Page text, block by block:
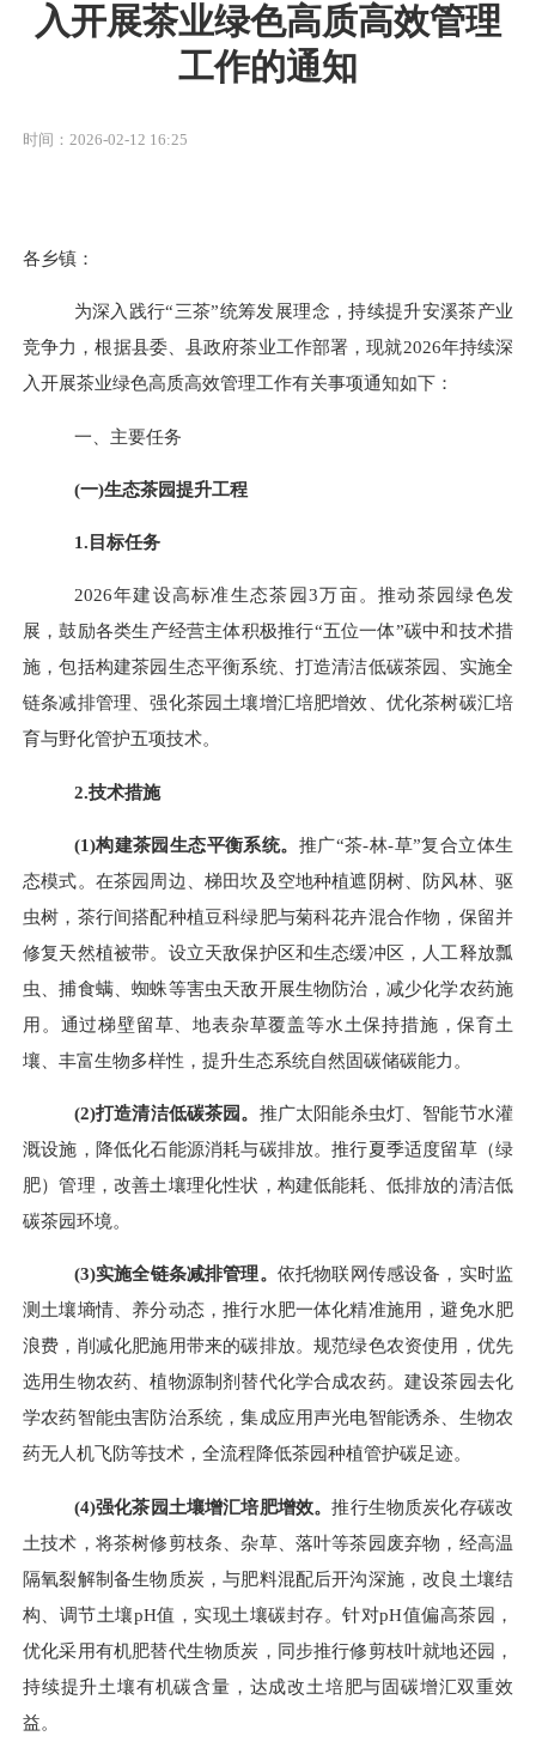
入开展茶业绿色高质高效管理
工作的通知
时间：2026-02-12 16:25
各乡镇：
为深入践行“三茶”统筹发展理念，持续提升安溪茶产业
竞争力，根据县委、县政府茶业工作部署，现就2026年持续深
入开展茶业绿色高质高效管理工作有关事项通知如下：
一、主要任务
(一)生态茶园提升工程
1.目标任务
2026年建设高标准生态茶园3万亩。推动茶园绿色发
展，鼓励各类生产经营主体积极推行“五位一体”碳中和技术措
施，包括构建茶园生态平衡系统、 打造清洁低碳茶园 实施全
链条减排管理 、强化茶园土壤增汇培肥增效
优化茶树碳汇培
育与野化管护五项技术。
2.技术措施
(1)构建茶园生态平衡系统。 推广“茶-林-草”复合立体生
态模式。在茶园周边、梯田坎及空地种植遮阴树、防风林、驱
虫树，茶行间搭配种植豆科绿肥与菊科花卉混合作物，保留并
修复天然植被带。设立天敌保护区和生态缓冲区， 人工释放瓢
虫、捕食螨、蜘蛛等害虫天敌开展生物防治，减少化学农药施
用。通过梯壁留草、地表杂草覆盖等水土保持措施，保育土
壤、丰富生物多样性，提升生态系统自然固碳储碳能力。
(2)打造清洁低碳茶园。 推广太阳能杀虫灯、智能节水灌
溉设施，降低化石能源消耗与碳排放。推行夏季适度留草（绿
肥）管理，改善土壤理化性状，构建低能耗、低排放的清洁低
碳茶园环境。
(3)实施全链条减排管理。 依托物联网传感设备，实时监
测土壤墒情、养分动态，推行水肥一体化精准施用，避免水肥
浪费，削减化肥施用带来的碳排放。规范绿色农资使用，优先
选用生物农药、植物源制剂替代化学合成农药。建设茶园去化
学农药智能虫害防治系统，集成应用声光电智能诱杀、生物农
药无人机飞防等技术，全流程降低茶园种植管护碳足迹。
(4)强化茶园土壤增汇培肥增效。推行生物质炭化存碳改
土技术，将茶树修剪枝条、杂草、落叶等茶园废弃物，经高温
隔氧裂解制备生物质炭，与肥料混配后开沟深施，改良土壤结
构、调节土壤pH值，实现土壤碳封存。针对pH值偏高茶园，
优化采用有机肥替代生物质炭，同步推行修剪枝叶就地还园，
持续提升土壤有机碳含量，达成改土培肥与固碳增汇双重效
益。